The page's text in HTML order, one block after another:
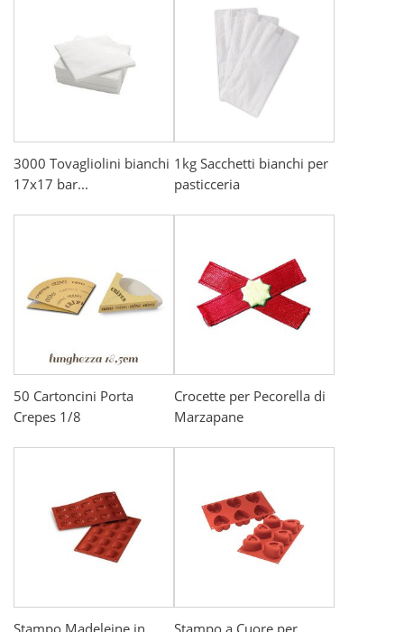
3000 Tovagliolini bianchi
17x17 bar...
1kg Sacchetti bianchi per
pasticceria
50 Cartoncini Porta
Crepes 1/8
Crocette per Pecorella di
Marzapane
Stampo Madeleine in Stampo a Cuore per